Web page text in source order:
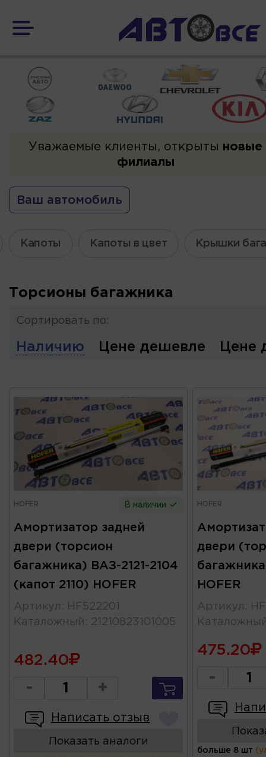
Уважаемые клиенты, открыты новые
филиалы
Ваш автомобиль
Капоты Капоты в цвет Крышки
Торсионы багажника
Сортировать по:
Наличию Цене дешевле Цене
HOFER В наличии
Амортизатор задней
двери (торсион
багажника) ВАЗ-2121-2104
(капот 2110) HOFER
Артикул :
HF522201
Каталожный : 21210823101005
482.40
- +
Написать отзыв
Показать аналоги
HOFER
двери
HOFER
Артикул :
475.20
-
больше 8 шт